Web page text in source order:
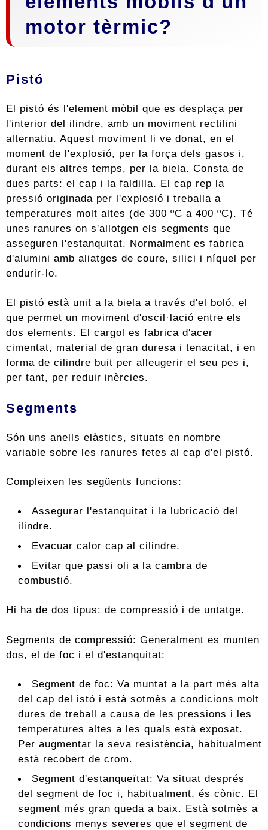
motor tèrmic?
Pistó
El pistó és l'element mòbil que es desplaça per
l'interior del ilindre, amb un moviment rectilini
alternatiu. Aquest moviment li ve donat, en el
moment de l'explosió, per la força dels gasos i,
durant els altres temps, per la biela. Consta de
dues parts: el cap i la faldilla. El cap rep la
pressió originada per l'explosió i treballa a
temperatures molt altes (de 300 ºC a 400 ºC). Té
unes ranures on s'allotgen els segments que
asseguren l'estanquitat. Normalment es fabrica
d'alumini amb aliatges de coure, silici i níquel per
endurir-lo.
El pistó està unit a la biela a través d'el boló, el
que permet un moviment d'oscil·lació entre els
dos elements. El cargol es fabrica d'acer
cimentat, material de gran duresa i tenacitat, i en
forma de cilindre buit per alleugerir el seu pes i,
per tant, per reduir inèrcies.
Segments
Són uns anells elàstics, situats en nombre
variable sobre les ranures fetes al cap d'el pistó.
Compleixen les següents funcions:
Assegurar l'estanquitat i la lubricació del
ilindre.
Evacuar calor cap al cilindre.
Evitar que passi oli a la cambra de
combustió.
Hi ha de dos tipus: de compressió i de untatge.
Segments de compressió: Generalment es munten
dos, el de foc i el d'estanquitat:
Segment de foc: Va muntat a la part més alta
del cap del istó i està sotmès a condicions molt
dures de treball a causa de les pressions i les
temperatures altes a les quals està exposat.
Per augmentar la seva resistència, habitualment
està recobert de crom.
Segment d'estanqueïtat: Va situat després
del segment de foc i, habitualment, és cònic. El
segment més gran queda a baix. Està sotmès a
condicions menys severes que el segment de